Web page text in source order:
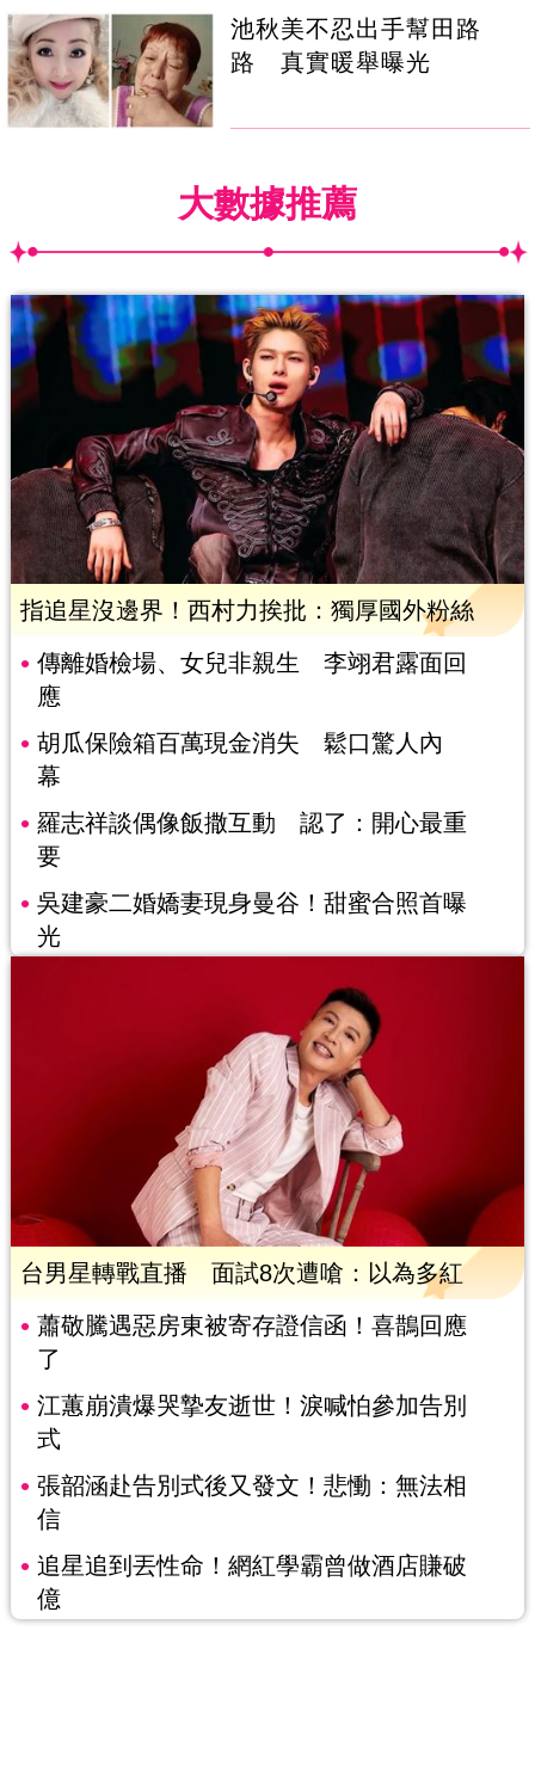
池秋美不忍出手幫田路
路 真實暖舉曝光
大數據推薦
指追星沒邊界！西村力挨批：獨厚國外粉絲
傳離婚檢場、女兒非親生 李翊君露面回
應
胡瓜保險箱百萬現金消失 鬆口驚人內
幕
羅志祥談偶像飯撒互動 認了：開心最重
要
吳建豪二婚嬌妻現身曼谷！甜蜜合照首曝
光
台男星轉戰直播 面試8次遭嗆：以為多紅
蕭敬騰遇惡房東被寄存證信函！喜鵲回應
了
江蕙崩潰爆哭摯友逝世！淚喊怕參加告別
式
張韶涵赴告別式後又發文！悲慟：無法相
信
追星追到丟性命！網紅學霸曾做酒店賺破
億